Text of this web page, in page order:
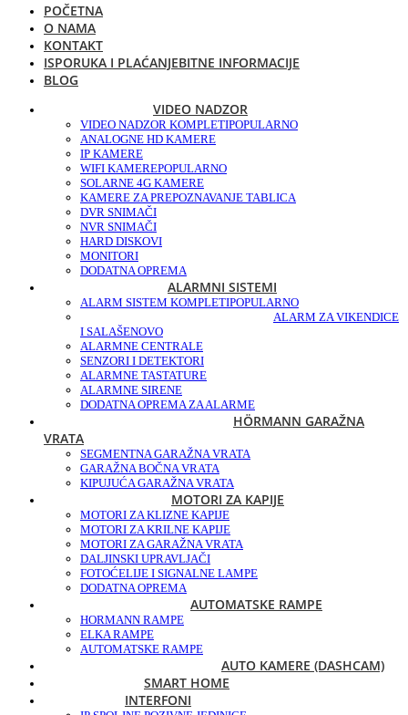
POČETNA
O NAMA
KONTAKT
ISPORUKA I PLAĆANJEBITNE INFORMACIJE
BLOG
VIDEO NADZOR
VIDEO NADZOR KOMPLETIPOPULARNO
ANALOGNE HD KAMERE
IP KAMERE
WIFI KAMEREPOPULARNO
SOLARNE 4G KAMERE
KAMERE ZA PREPOZNAVANJE TABLICA
DVR SNIMAČI
NVR SNIMAČI
HARD DISKOVI
MONITORI
DODATNA OPREMA
ALARMNI SISTEMI
ALARM SISTEM KOMPLETIPOPULARNO
ALARM ZA VIKENDICE
I SALAŠENOVO
ALARMNE CENTRALE
SENZORI I DETEKTORI
ALARMNE TASTATURE
ALARMNE SIRENE
DODATNA OPREMA ZA ALARME
HÖRMANN GARAŽNA
VRATA
SEGMENTNA GARAŽNA VRATA
GARAŽNA BOČNA VRATA
KIPUJUĆA GARAŽNA VRATA
MOTORI ZA KAPIJE
MOTORI ZA KLIZNE KAPIJE
MOTORI ZA KRILNE KAPIJE
MOTORI ZA GARAŽNA VRATA
DALJINSKI UPRAVLJAČI
FOTOĆELIJE I SIGNALNE LAMPE
DODATNA OPREMA
AUTOMATSKE RAMPE
HORMANN RAMPE
ELKA RAMPE
AUTOMATSKE RAMPE
AUTO KAMERE (DASHCAM)
SMART HOME
INTERFONI